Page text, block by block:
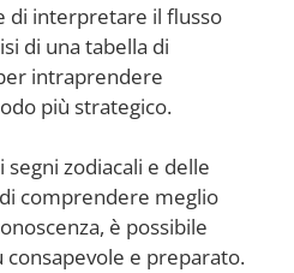
di interpretare il flusso
di una tabella di
intraprendere
più strategico.
zodiacali e delle
comprendere meglio
è possibile
e preparato.